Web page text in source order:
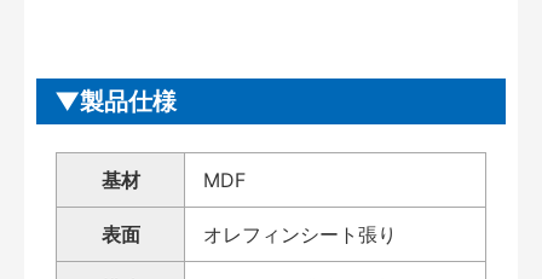
製品仕様
基材 MDF
表面 オレフィンシート張り